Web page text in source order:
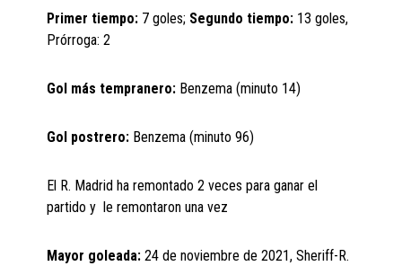
Primer tiempo: 7 goles; Segundo tiempo: 13 goles,
Prórroga: 2
Gol más tempranero: Benzema (minuto 14)
Gol postrero: Benzema (minuto 96)
El R. Madrid ha remontado 2 veces para ganar el
partido y le remontaron una vez
Mayor goleada: 24 de noviembre de 2021, Sheriff-R.